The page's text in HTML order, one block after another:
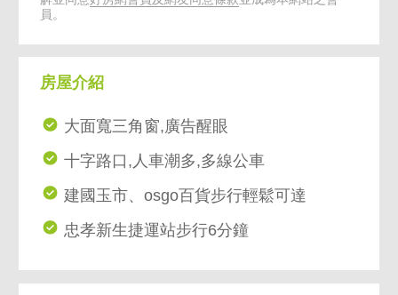
員。
房屋介紹
大面寬三角窗,廣告醒眼
十字路口,人車潮多,多線公車
建國玉市、osgo百貨步行輕鬆可達
忠孝新生捷運站步行6分鐘